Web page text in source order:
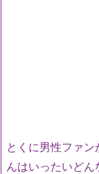
とくに男性ファ
んはいったいど